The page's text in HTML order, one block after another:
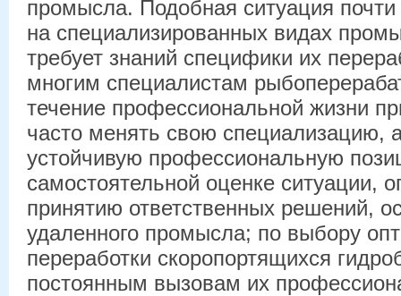
промысла. Подобная ситуация почти
на специализированных видах
требует знаний специфики их
многим специалистам
течение профессиональной жизни
часто менять свою специализацию,
устойчивую профессиональную
самостоятельной оценке ситуации,
принятию ответственных решений,
удаленного промысла; по выбору
переработки скоропортящихся
постоянным вызовам их